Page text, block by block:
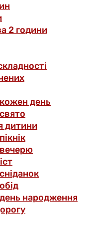
2 години
день
дитини
народження